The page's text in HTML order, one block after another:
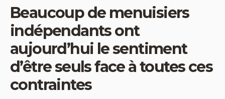
Beaucoup de menuisiers
indépendants ont
aujourd’hui le sentiment
d’être seuls face à toutes ces
contraintes